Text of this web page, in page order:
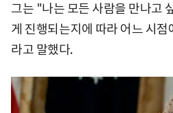
그는 "나는 모든 사람을 만나고
게 진행되는지에 따라 어느 시점
라고 말했다.